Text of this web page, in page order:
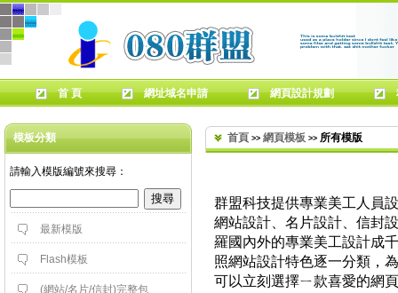
首 頁 網址域名申請 網頁設計規劃
模板分類
請輸入模版編號來搜尋：
最新模版
Flash模板
(網站/名片/信封)完整包
首頁 >> 網頁模板 >> 所有模版
群盟科技提供專業美工人員
網站設計、名片設計、信封
羅國內外的專業美工設計成
照網站設計特色逐一分類，
可以立刻選擇ㄧ款喜愛的網